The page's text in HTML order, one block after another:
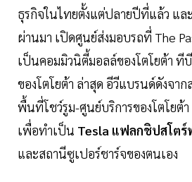
ธุรกิจในไทยตั้งแต่ปลายปีที่แล้ว แ
ผ่านมา เปิดศูนย์ส่งมอบรถที่ The
เป็นคอมมิวนิตี้มอลล์ของโตโยต้า ที
ของโตโยต้า ล่าสุด อีวีแบรนด์ดังจาก
พื้นที่โชว์รูม-ศูนย์บริการของโตโยต้
เพื่อทำเป็น Tesla แฟลกชิปสโต
และสถานีซูเปอร์ชาร์จของตนเอง